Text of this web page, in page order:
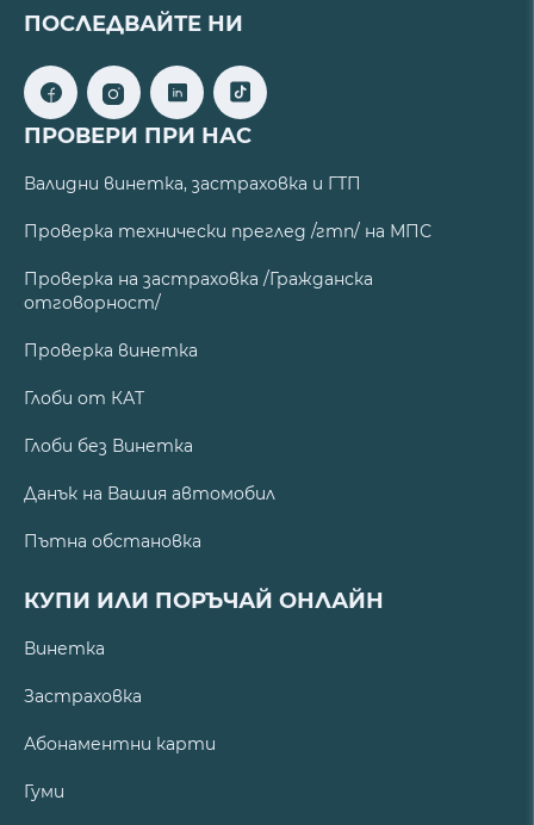
ПОСЛЕДВАЙТЕ НИ
ПРОВЕРИ ПРИ НАС
Валидни винетка, застраховка и ГТП
Проверка технически преглед /гтп/ на МПС
Проверка на застраховка /Гражданска
отговорност/
Проверка винетка
Глоби от КАТ
Глоби без Винетка
Данък на Вашия автомобил
Пътна обстановка
КУПИ ИЛИ ПОРЪЧАЙ ОНЛАЙН
Винетка
Застраховка
Абонаментни карти
Гуми